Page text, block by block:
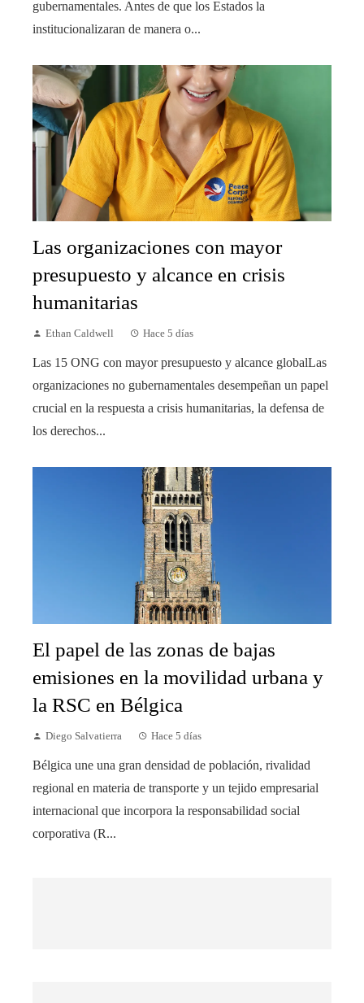
gubernamentales. Antes de que los Estados la
institucionalizaran de manera o...
Las organizaciones con mayor
presupuesto y alcance en crisis
humanitarias
Ethan Caldwell Hace 5 días
Las 15 ONG con mayor presupuesto y alcance globalLas
organizaciones no gubernamentales desempeñan un papel
crucial en la respuesta a crisis humanitarias, la defensa de
los derechos...
El papel de las zonas de bajas
emisiones en la movilidad urbana y
la RSC en Bélgica
Diego Salvatierra Hace 5 días
Bélgica une una gran densidad de población, rivalidad
regional en materia de transporte y un tejido empresarial
internacional que incorpora la responsabilidad social
corporativa (R...